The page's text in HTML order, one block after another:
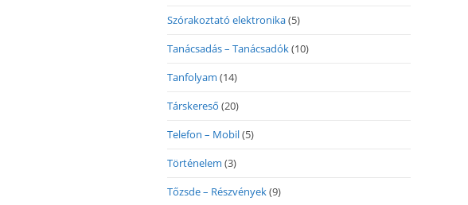
Szórakoztató elektronika(5)
Tanácsadás – Tanácsadók(10)
Tanfolyam (14)
Társkereső (20)
Telefon – Mobil(5)
Történelem (3)
Tőzsde – Részvények(9)